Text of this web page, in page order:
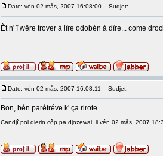
Date: vén 02 mås, 2007 16:08:00 Sudjet:
Èt n' î wêre trover à lîre odobén à dîre... come
Date: vén 02 mås, 2007 16:08:11 Sudjet:
Bon, bén parètréve k' ça rirote...
Candjî pol dierin côp pa djozewal, li vén 02 mås, 2007